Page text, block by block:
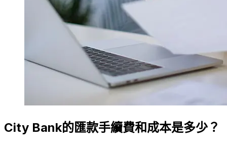
City Bank的匯款手續費和成本是多少？